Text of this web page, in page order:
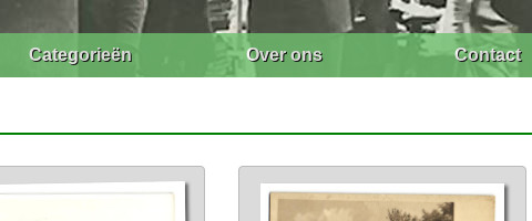
Categorieën Over ons Contact